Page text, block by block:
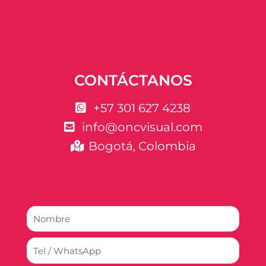
CONTÁCTANOS
+57 301 627 4238
info@oncvisual.com
Bogotá, Colombia
Nombre
y
Apellido
Tel
/